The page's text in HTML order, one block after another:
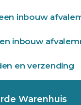
inbouw
inbouw
en verzending
Warenhuis